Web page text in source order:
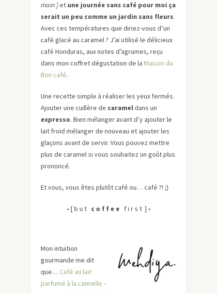
main ]et une journée sans café pour moi ça
serait un peu comme un jardin sans fleurs.
Avec ces températures que diriez-vous d’un
café glacé au caramel ? J’ai utilisé le délicieux
café Honduras, aux notes d’agrumes, reçu
dans mon coffret dégustation de la Maison du
Bon café.
Une recette simple à réaliser les yeux fermés.
Ajouter une cuillère de carameldans un
expresso. Bien mélanger avant d’y ajouter le
lait froid mélanger de nouveau et ajouter les
glaçons avant de servir. Vous pouvez mettre
plus de caramel si vous souhaitez un goût plus
prononcé.
Et vous, vous êtes plutôt café ou… café ?! ;)
• [ b u t c o f f e e f i r s t ] •
Mon intuition
gourmande me dit
que… Café au lait
parfumé à la cannelle –